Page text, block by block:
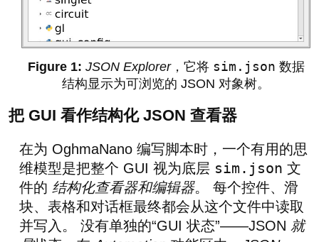
JSON Explorer，它将 sim.json 数据
结构显示为可浏览的 JSON 对象树。
把 GUI 看作结构化 JSON 查看器
在为 OghmaNano 编写脚本时，一个有用的思
维模型是把整个 GUI 视为底层 sim.json 文
件的 结构化查看器和编辑器。 每个控件、滑
块、表格和对话框最终都会从这个文件中读取
并写入。 没有单独的“GUI 状态”——JSON 就